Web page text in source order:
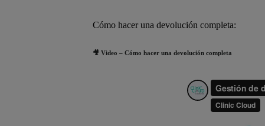
Cómo hacer una devolución completa:
🎥 Video – Cómo hacer una devolución completa